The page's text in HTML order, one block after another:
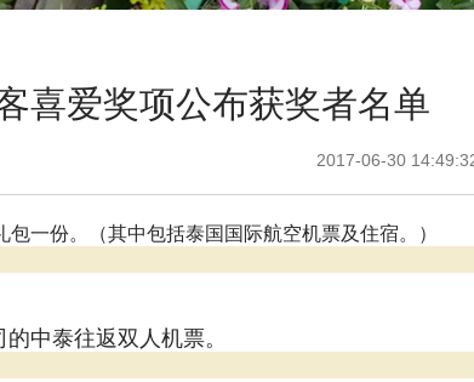
喜爱奖项公布获奖者名单
2017-06-30
一份。（其中包括泰国国际航空机票及住宿。）
中泰往返双人机票。